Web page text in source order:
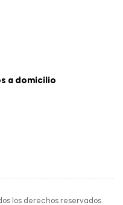
a domicilio
los derechos reservados.